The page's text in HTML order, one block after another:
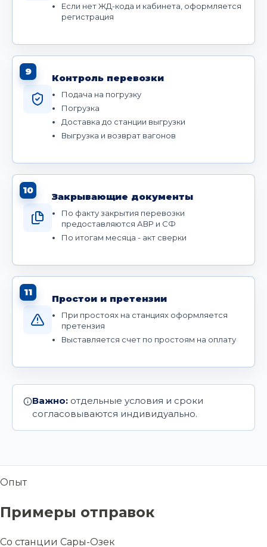
Если нет ЖД-кода и кабинета, оформляется
регистрация
9
Контроль перевозки
Подача на погрузку
Погрузка
Доставка до станции выгрузки
Выгрузка и возврат вагонов
10
Закрывающие документы
По факту закрытия перевозки
предоставляются АВР и СФ
По итогам месяца - акт сверки
11
Простои и претензии
При простоях на станциях оформляется
претензия
Выставляется счет по простоям на оплату
Важно: отдельные условия и сроки
согласовываются индивидуально.
Опыт
Примеры отправок
Со станции Сары-Озек